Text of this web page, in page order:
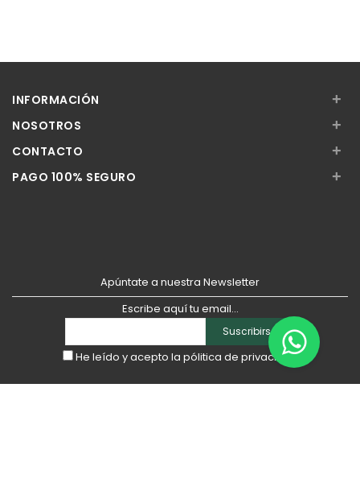
INFORMACIÓN +
NOSOTROS +
CONTACTO +
PAGO 100% SEGURO +
Apúntate a nuestra Newsletter
Escribe aquí tu email...
Suscribirse
He leído y acepto la pólitica de privacidad